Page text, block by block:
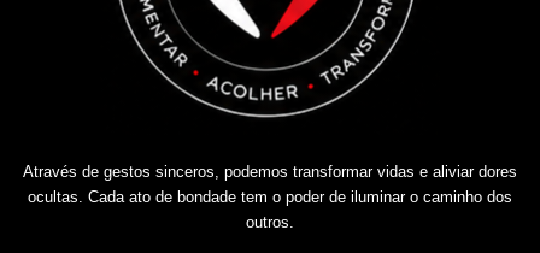
Através de gestos sinceros, podemos transformar vidas e aliviar dores
ocultas. Cada ato de bondade tem o poder de iluminar o caminho dos
outros.